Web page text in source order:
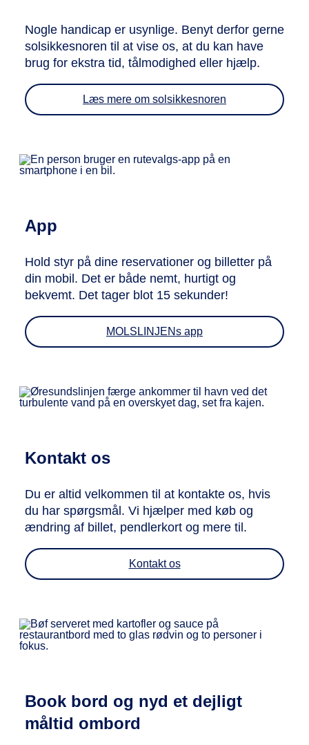
Nogle handicap er usynlige. Benyt derfor gerne
solsikkesnoren til at vise os, at du kan have
brug for ekstra tid, tålmodighed eller hjælp.
Læs mere om solsikkesnoren
App
Hold styr på dine reservationer og billetter på
din mobil. Det er både nemt, hurtigt og
bekvemt. Det tager blot 15 sekunder!
MOLSLINJENs app
Kontakt os
Du er altid velkommen til at kontakte os, hvis
du har spørgsmål. Vi hjælper med køb og
ændring af billet, pendlerkort og mere til.
Kontakt os
Book bord og nyd et dejligt
måltid ombord